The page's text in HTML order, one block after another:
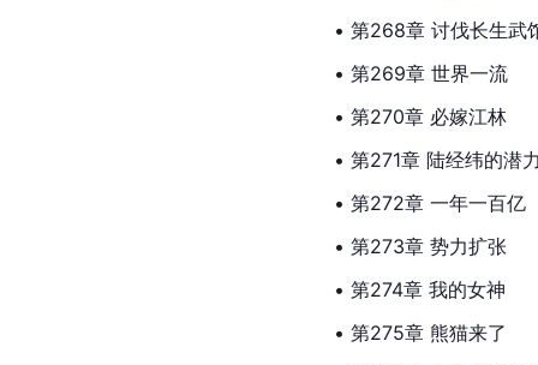
• 第268章 讨伐长生武
• 第269章 世界一流
• 第270章 必嫁江林
• 第271章 陆经纬的潜
• 第272章 一年一百亿
• 第273章 势力扩张
• 第274章 我的女神
• 第275章 熊猫来了